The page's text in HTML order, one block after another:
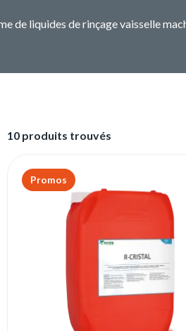
de liquides de rinçage vaisselle
10 produits trouvés
Promos